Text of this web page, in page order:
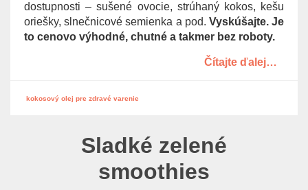
dostupnosti – sušené ovocie, strúhaný kokos, kešu
oriešky, slnečnicové semienka a pod. Vyskúšajte. Je
to cenovo výhodné, chutné a takmer bez roboty.
Čítajte ďalej…
kokosový olej pre zdravé varenie
Sladké zelené
smoothies